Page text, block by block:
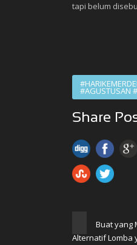
tapi belum
#AGUSTUSAN
Share
Buat yang
Alternatif Lomba